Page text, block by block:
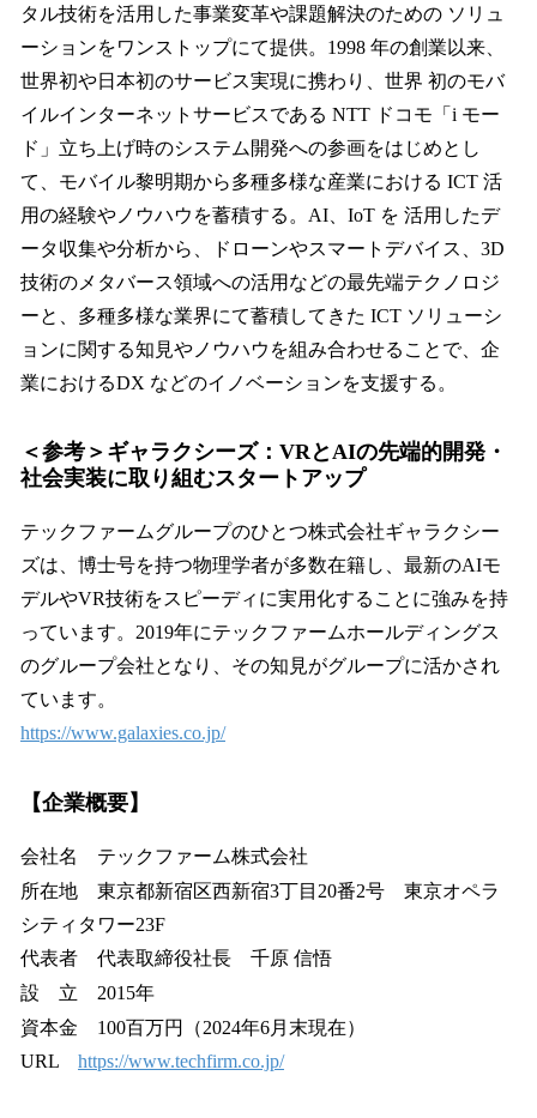
タル技術を活用した事業変革や課題解決のための ソリュ
ーションをワンストップにて提供。1998 年の創業以来、
世界初や日本初のサービス実現に携わり、世界 初のモバ
イルインターネットサービスである NTT ドコモ「i モー
ド」立ち上げ時のシステム開発への参画をはじめとし
て、モバイル黎明期から多種多様な産業における ICT 活
用の経験やノウハウを蓄積する。AI、IoT を 活用したデ
ータ収集や分析から、ドローンやスマートデバイス、3D
技術のメタバース領域への活用などの最先端テクノロジ
ーと、多種多様な業界にて蓄積してきた ICT ソリューシ
ョンに関する知見やノウハウを組み合わせることで、企
業におけるDX などのイノベーションを支援する。
＜参考＞ギャラクシーズ：VRとAIの先端的開発・
社会実装に取り組むスタートアップ
テックファームグループのひとつ株式会社ギャラクシー
ズは、博士号を持つ物理学者が多数在籍し、最新のAIモ
デルやVR技術をスピーディに実用化することに強みを持
っています。2019年にテックファームホールディングス
のグループ会社となり、その知見がグループに活かされ
ています。
https://www.galaxies.co.jp/
【企業概要】
会社名 テックファーム株式会社
所在地 東京都新宿区西新宿3丁目20番2号 東京オペラ
シティタワー23F
代表者 代表取締役社長 千原 信悟
設 立 2015年
資本金 100百万円（2024年6月末現在）
URL https://www.techfirm.co.jp/